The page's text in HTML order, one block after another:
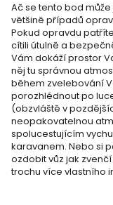
Ač se tento bod
většině případů
Pokud opravdu
cítili útulně a
Vám dokáží prostor
něj tu správnou
během zvelebování
porozhlédnout po
(obzvláště v
neopakovatelnou
spolucestujícím
karavanem. Nebo si
ozdobit vůz jak
trochu více vlastního